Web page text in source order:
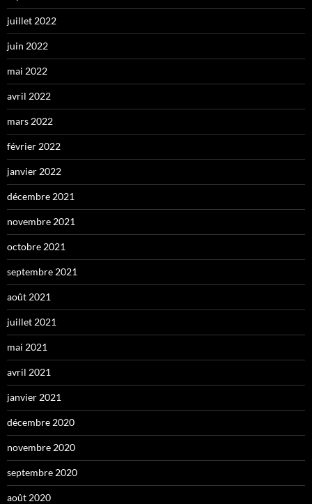
juillet 2022
juin 2022
mai 2022
avril 2022
mars 2022
février 2022
janvier 2022
décembre 2021
novembre 2021
octobre 2021
septembre 2021
août 2021
juillet 2021
mai 2021
avril 2021
janvier 2021
décembre 2020
novembre 2020
septembre 2020
août 2020